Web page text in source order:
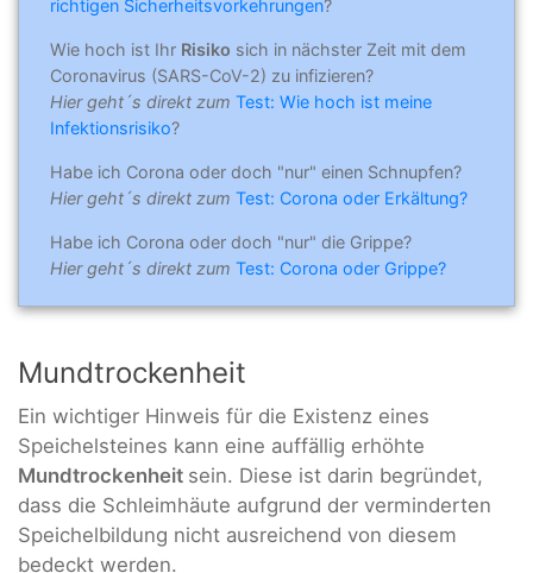
richtigen Sicherheitsvorkehrungen?
Wie hoch ist Ihr Risiko sich in nächster Zeit mit dem
Coronavirus (SARS-CoV-2) zu infizieren?
Hier geht´s direkt zum Test: Wie hoch ist meine
Infektionsrisiko?
Habe ich Corona oder doch "nur" einen Schnupfen?
Hier geht´s direkt zum Test: Corona oder Erkältung?
Habe ich Corona oder doch "nur" die Grippe?
Hier geht´s direkt zum Test: Corona oder Grippe?
Mundtrockenheit
Ein wichtiger Hinweis für die Existenz eines
Speichelsteines kann eine auffällig erhöhte
Mundtrockenheit sein. Diese ist darin begründet,
dass die Schleimhäute aufgrund der verminderten
Speichelbildung nicht ausreichend von diesem
bedeckt werden.